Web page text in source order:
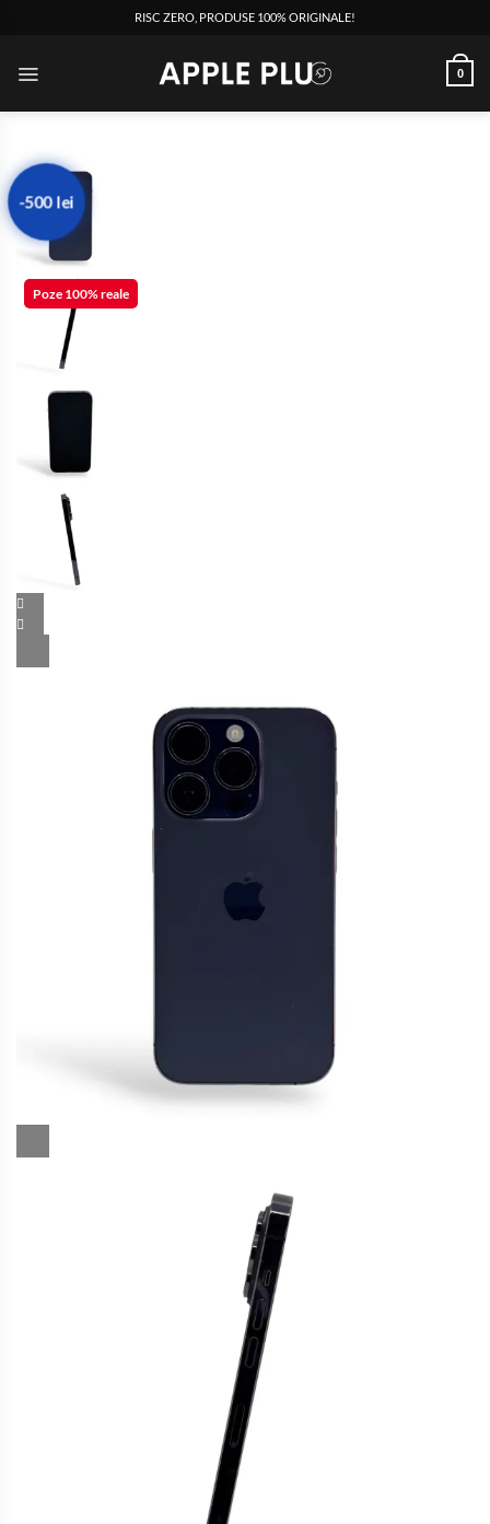
RISC ZERO, PRODUSE 100% ORIGINALE!
0
-500 lei
Poze 100% reale